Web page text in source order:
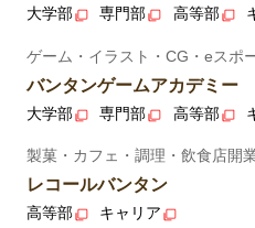
大学部 専門部 高等部
ゲーム・イラスト・CG・eスポ
バンタンゲームアカデミー
大学部 専門部 高等部
製菓・カフェ・調理・飲食店開
レコールバンタン
高等部 キャリア